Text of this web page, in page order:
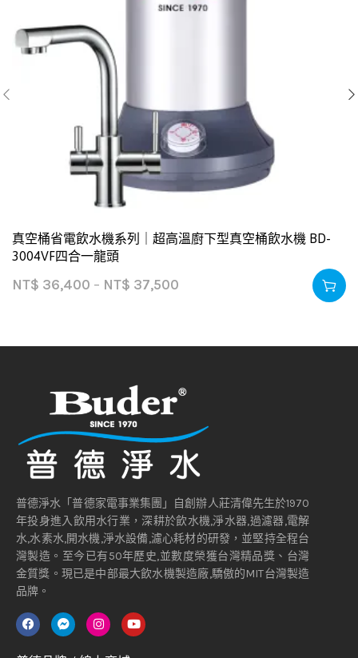
真空桶省電飲水機系列｜超高溫廚下型真空桶飲水機 BD-
3004VF四合一龍頭
NT$ 36,400 – NT$ 37,500
普德淨水「普德家電事業集團」自創辦人莊清偉先生於1970
年投身進入飲用水行業，深耕於飲水機,淨水器,過濾器,電解
水,水素水,開水機,淨水設備,濾心耗材的研發，並堅持全程台
灣製造。至今已有50年歷史,並數度榮獲台灣精品獎、台灣
金質獎。現已是中部最大飲水機製造廠,驕傲的MIT台灣製造
品牌。